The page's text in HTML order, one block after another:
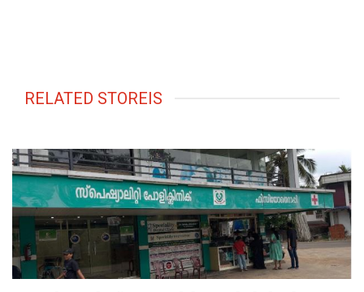
RELATED STOREIS